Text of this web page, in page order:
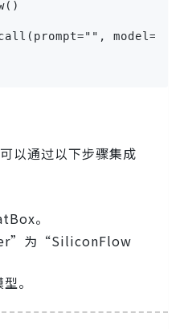
model="")
以通过以下步骤集成
。
为“SiliconFlow
。